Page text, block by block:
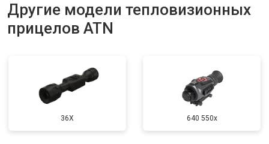
Другие модели тепловизионных
прицелов ATN
36X 640 550x